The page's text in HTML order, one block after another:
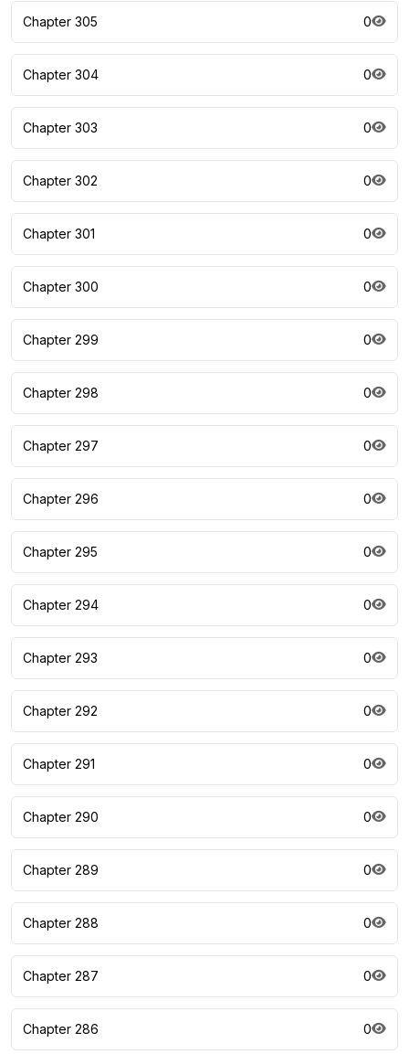
Chapter 305 0
Chapter 304 0
Chapter 303 0
Chapter 302 0
Chapter 301 0
Chapter 300 0
Chapter 299 0
Chapter 298 0
Chapter 297 0
Chapter 296 0
Chapter 295 0
Chapter 294 0
Chapter 293 0
Chapter 292 0
Chapter 291 0
Chapter 290 0
Chapter 289 0
Chapter 288 0
Chapter 287 0
Chapter 286 0